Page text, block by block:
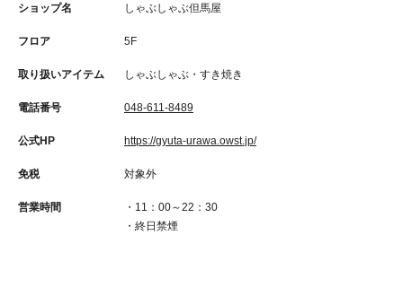
ショップ名 しゃぶしゃぶ但馬屋
フロア 5F
取り扱いアイテム しゃぶしゃぶ・すき焼き
電話番号 048-611-8489
公式HP https://gyuta-urawa.owst.jp/
免税 対象外
営業時間
・11：00～22：30
・終日禁煙